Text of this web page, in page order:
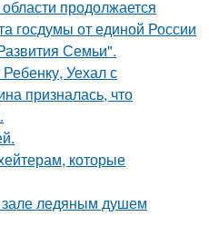
продолжается
госдумы от единой России
Семьи".
Уехал с
призналась, что
которые
ледяным душем